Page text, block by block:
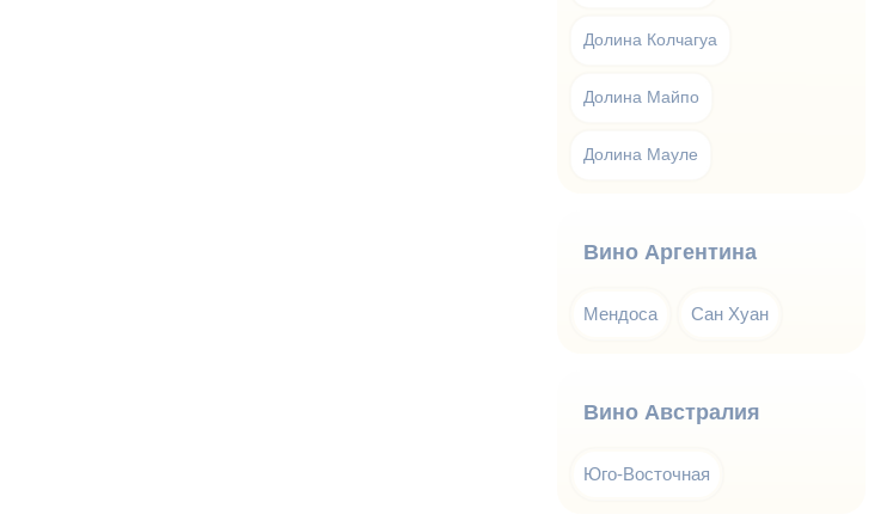
Долина Колчагуа
Долина Майпо
Долина Мауле
Вино Аргентина
Мендоса Сан Хуан
Вино Австралия
Юго-Восточная